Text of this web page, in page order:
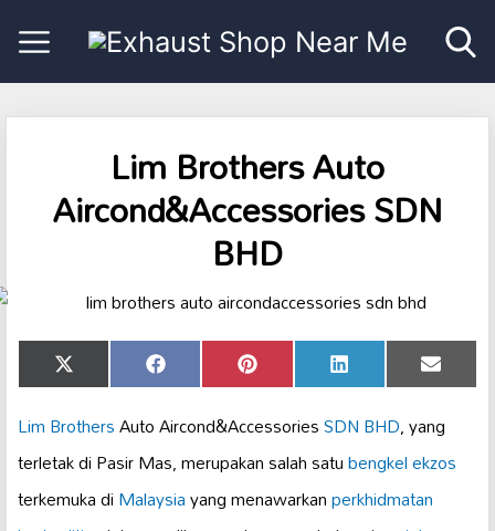
Lim Brothers Auto
Aircond&Accessories SDN
BHD
Share
on
X
(Twitter)
Share
on
Facebook Share
on
Pinterest Share
on
LinkedIn Share
on
Email
Lim BrothersAuto Aircond&AccessoriesSDN BHD, yang
terletak di Pasir Mas, merupakan salah satubengkel ekzos
terkemuka diMalaysiayang menawarkanperkhidmatan